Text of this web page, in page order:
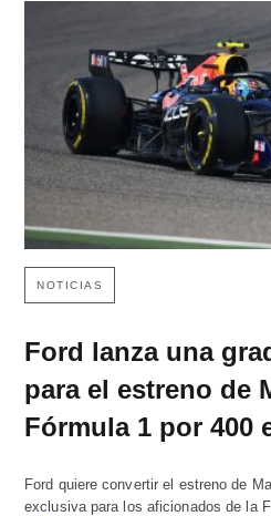
NOTICIAS
Ford lanza una
para el estreno de
Fórmula 1 por 400
Ford quiere convertir el estreno de
exclusiva para los aficionados de la